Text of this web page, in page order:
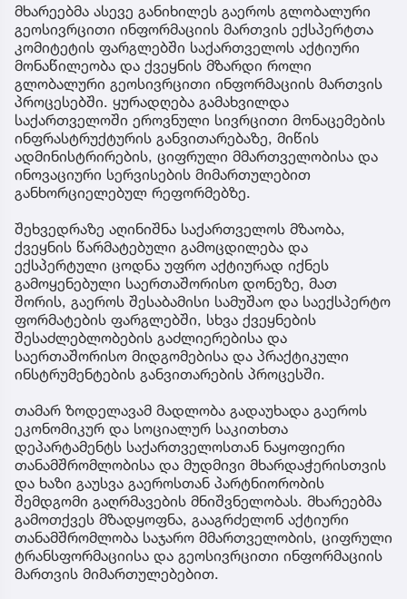
მხარეებმა ასევე განიხილეს გაეროს გლობალური
გეოსივრცითი ინფორმაციის მართვის ექსპერტთა
კომიტეტის ფარგლებში საქართველოს აქტიური
მონაწილეობა და ქვეყნის მზარდი როლი
გლობალური გეოსივრცითი ინფორმაციის მართვის
პროცესებში. ყურადღება გამახვილდა
საქართველოში ეროვნული სივრცითი მონაცემების
ინფრასტრუქტურის განვითარებაზე, მიწის
ადმინისტრირების, ციფრული მმართველობისა და
ინოვაციური სერვისების მიმართულებით
განხორციელებულ რეფორმებზე.
შეხვედრაზე აღინიშნა საქართველოს მზაობა,
ქვეყნის წარმატებული გამოცდილება და
ექსპერტული ცოდნა უფრო აქტიურად იქნეს
გამოყენებული საერთაშორისო დონეზე, მათ
შორის, გაეროს შესაბამისი სამუშაო და საექსპერტო
ფორმატების ფარგლებში, სხვა ქვეყნების
შესაძლებლობების გაძლიერებისა და
საერთაშორისო მიდგომებისა და პრაქტიკული
ინსტრუმენტების განვითარების პროცესში.
თამარ ზოდელავამ მადლობა გადაუხადა გაეროს
ეკონომიკურ და სოციალურ საკითხთა
დეპარტამენტს საქართველოსთან ნაყოფიერი
თანამშრომლობისა და მუდმივი მხარდაჭერისთვის
და ხაზი გაუსვა გაეროსთან პარტნიორობის
შემდგომი გაღრმავების მნიშვნელობას. მხარეებმა
გამოთქვეს მზადყოფნა, გააგრძელონ აქტიური
თანამშრომლობა საჯარო მმართველობის, ციფრული
ტრანსფორმაციისა და გეოსივრცითი ინფორმაციის
მართვის მიმართულებებით.